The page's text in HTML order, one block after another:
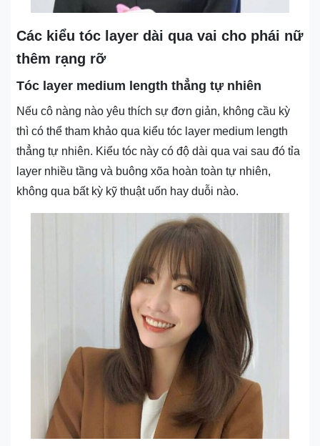
Các kiểu tóc layer dài qua vai cho phái nữ
thêm rạng rỡ
Tóc layer medium length thẳng tự nhiên
Nếu cô nàng nào yêu thích sự đơn giản, không cầu kỳ
thì có thể tham khảo qua kiểu tóc layer medium length
thẳng tự nhiên. Kiểu tóc này có độ dài qua vai sau đó tỉa
layer nhiều tầng và buông xõa hoàn toàn tự nhiên,
không qua bất kỳ kỹ thuật uốn hay duỗi nào.